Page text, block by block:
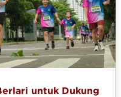
untuk Dukung